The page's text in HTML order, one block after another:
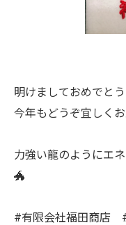
明けましておめでとう
今年もどうぞ宜しくお
力強い龍のようにエ
🐲
#有限会社福田商店